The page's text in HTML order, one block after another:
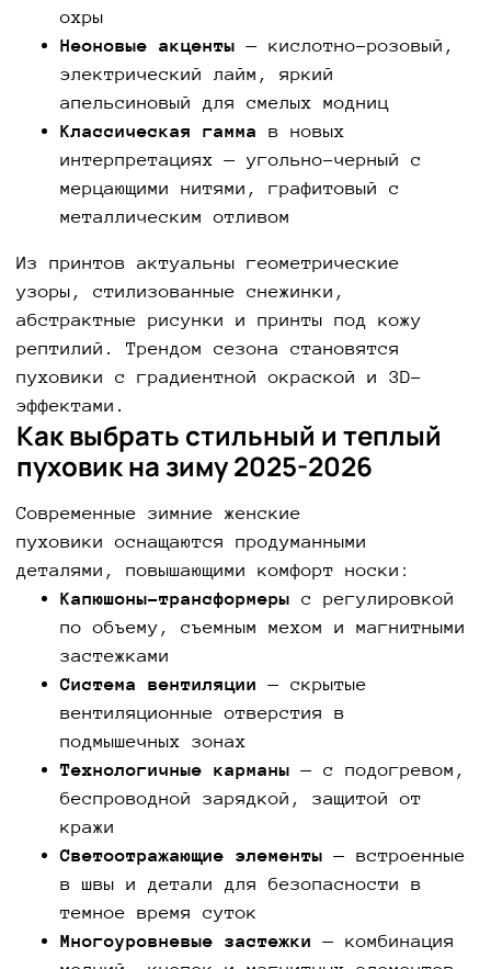
охры
Неоновые акценты — кислотно-розовый,
электрический лайм, яркий
апельсиновый для смелых модниц
Классическая гамма
в новых
интерпретациях — угольно-черный с
мерцающими нитями, графитовый с
металлическим отливом
Из принтов актуальны геометрические
узоры, стилизованные снежинки,
абстрактные рисунки и принты под кожу
рептилий. Трендом сезона становятся
пуховики с градиентной окраской и 3D-
эффектами.
Как выбрать стильный и теплый
пуховик на зиму 2025-2026
Современные зимние женские
пуховики оснащаются продуманными
деталями, повышающими комфорт носки:
Капюшоны-трансформеры с регулировкой
по объему, съемным мехом и магнитными
застежками
Система вентиляции — скрытые
вентиляционные отверстия в
подмышечных зонах
Технологичные карманы — с подогревом,
беспроводной зарядкой, защитой от
кражи
Светоотражающие элементы — встроенные
в швы и детали для безопасности в
темное время суток
Многоуровневые застежки — комбинация